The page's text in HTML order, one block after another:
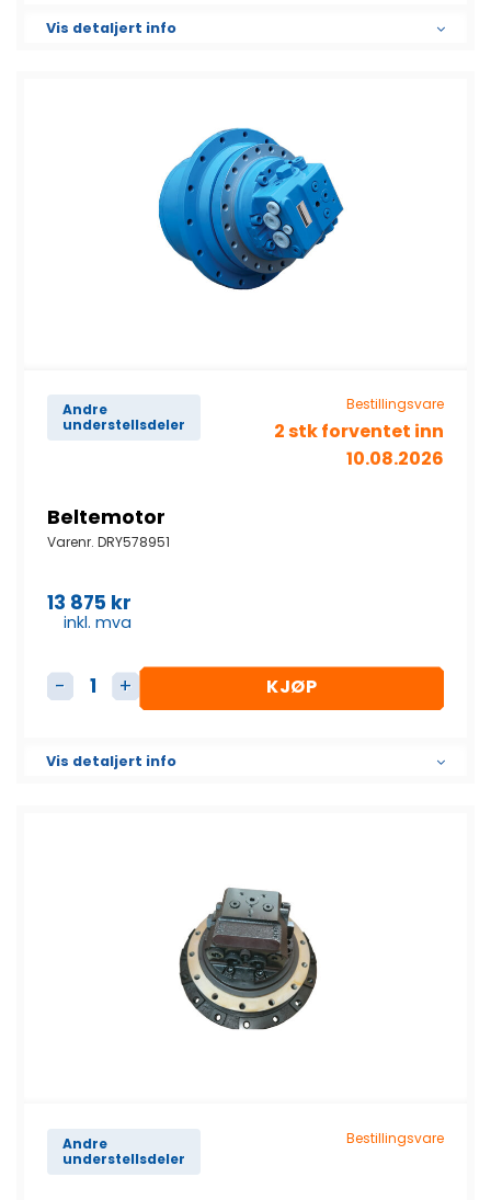
Vis detaljert info
Andre
understellsdeler
Bestillingsvare
2 stk forventet inn
10.08.2026
Beltemotor
Varenr. DRY578951
13 875 kr
inkl. mva
Beltemotor antall KJØP
Vis detaljert info
Andre
understellsdeler
Bestillingsvare